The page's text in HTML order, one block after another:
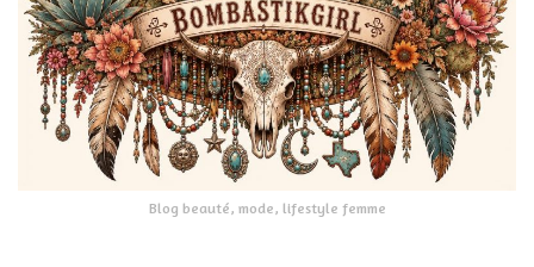
Blog beauté, mode, lifestyle femme